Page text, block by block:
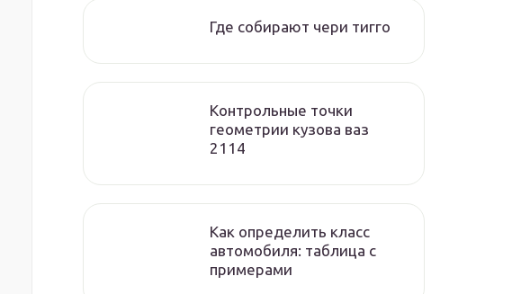
Где собирают чери тигго
Контрольные точки
геометрии кузова ваз
2114
Как определить класс
автомобиля: таблица с
примерами